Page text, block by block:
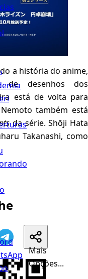
a história do anime,
desenhos dos
está de volta para
também está
da série. Shōji Hata
Takanashi, como
Mais
Opções...